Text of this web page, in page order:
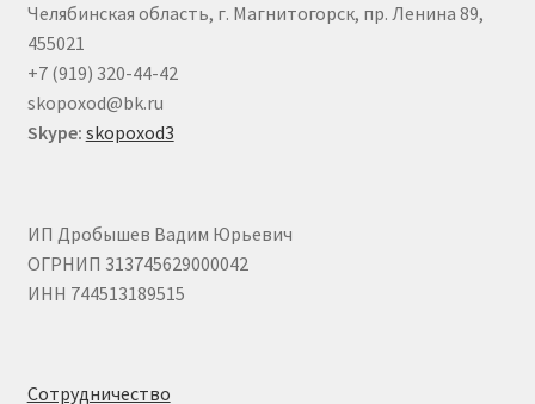
Челябинская область, г. Магнитогорск, пр. Ленина 89,
455021
+7 (919) 320-44-42
skopoxod@bk.ru
Skype: skopoxod3
ИП Дробышев Вадим Юрьевич
ОГРНИП 313745629000042
ИНН 744513189515
Сотрудничество